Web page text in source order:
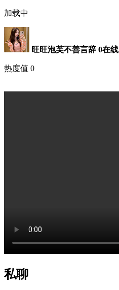
加载中
旺旺泡芙不善言辞 0在线
热度值 0
私聊